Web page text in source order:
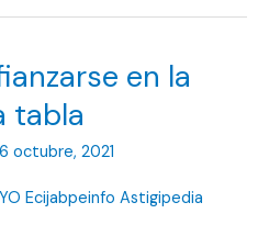
en la
tabla
6 octubre, 2021